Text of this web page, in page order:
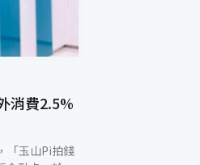
消費2.5%
「玉山Pi拍錢